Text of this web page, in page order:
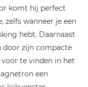
komt hij perfect
zelfs wanneer je een
hebt. Daarnaast
door zijn compacte
te vinden in het
een